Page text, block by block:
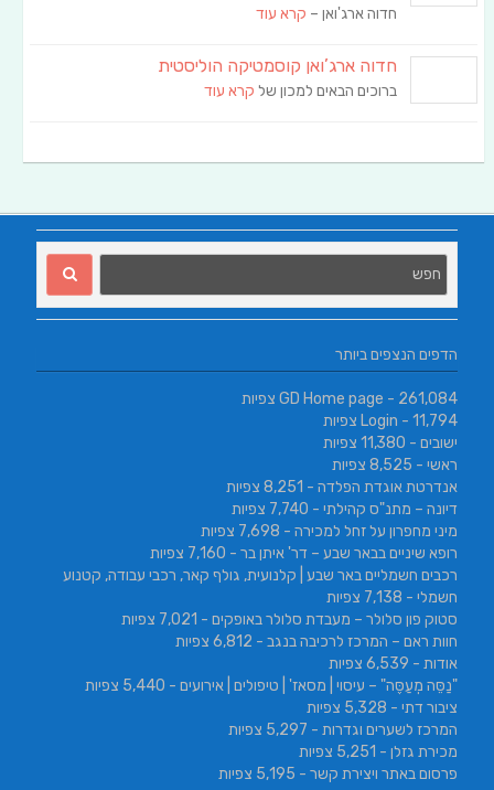
חדוה ארג'ואן – קרא עוד
חדוה ארג’ואן קוסמטיקה הוליסטית
ברוכים הבאים למכון של קרא עוד
הדפים הנצפים ביותר
GD Home page - 261,084 צפיות
Login - 11,794 צפיות
ישובים - 11,380 צפיות
ראשי - 8,525 צפיות
אנדרטת אוגדת הפלדה - 8,251 צפיות
דיונה – מתנ"ס קהילתי - 7,740 צפיות
מיני מחפרון על זחל למכירה - 7,698 צפיות
רופא שיניים בבאר שבע – דר' איתן בר - 7,160 צפיות
רכבים חשמליים באר שבע | קלנועית, גולף קאר, רכבי עבודה, קטנוע
חשמלי - 7,138 צפיות
סטוק פון סלולר – מעבדת סלולר באופקים - 7,021 צפיות
חוות ראם – המרכז לרכיבה בנגב - 6,812 צפיות
אודות - 6,539 צפיות
"נַסֵּה מְעַסֶּה" – עיסוי | מסאז' | טיפולים | אירועים - 5,440 צפיות
ציבור דתי - 5,328 צפיות
המרכז לשערים וגדרות - 5,297 צפיות
מכירת גזלן - 5,251 צפיות
פרסום באתר ויצירת קשר - 5,195 צפיות